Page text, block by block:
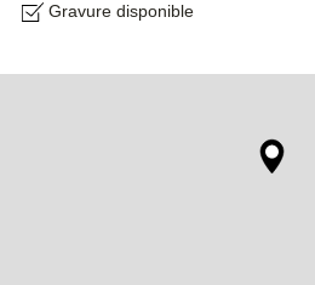
Gravure disponible